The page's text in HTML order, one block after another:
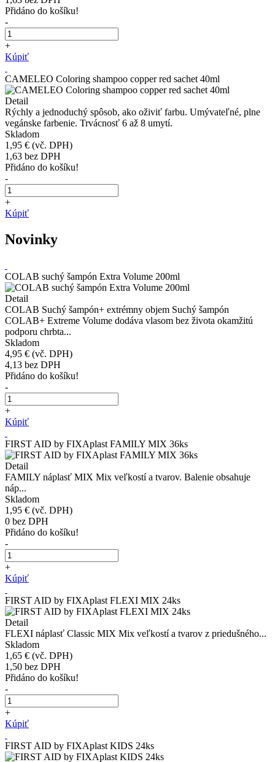
Přidáno do košíku!
-
+
Kúpiť
CAMELEO Coloring shampoo copper red sachet 40ml
Detail
Rýchly a jednoduchý spôsob, ako oživiť farbu. Umývateľné, plne
vegánske farbenie. Trvácnosť 6 až 8 umytí.
Skladom
1,95 € (vč. DPH)
1,63 bez DPH
Přidáno do košíku!
-
+
Kúpiť
Novinky
COLAB suchý šampón Extra Volume 200ml
Detail
COLAB Suchý šampón+ extrémny objem Suchý šampón
COLAB+ Extreme Volume dodáva vlasom bez života okamžitú
podporu chrbta...
Skladom
4,95 € (vč. DPH)
4,13 bez DPH
Přidáno do košíku!
-
+
Kúpiť
FIRST AID by FIXAplast FAMILY MIX 36ks
Detail
FAMILY náplasť MIX Mix veľkostí a tvarov. Balenie obsahuje
náp...
Skladom
1,95 € (vč. DPH)
0 bez DPH
Přidáno do košíku!
-
+
Kúpiť
FIRST AID by FIXAplast FLEXI MIX 24ks
Detail
FLEXI náplasť Classic MIX Mix veľkostí a tvarov z priedušného...
Skladom
1,65 € (vč. DPH)
1,50 bez DPH
Přidáno do košíku!
-
+
Kúpiť
FIRST AID by FIXAplast KIDS 24ks